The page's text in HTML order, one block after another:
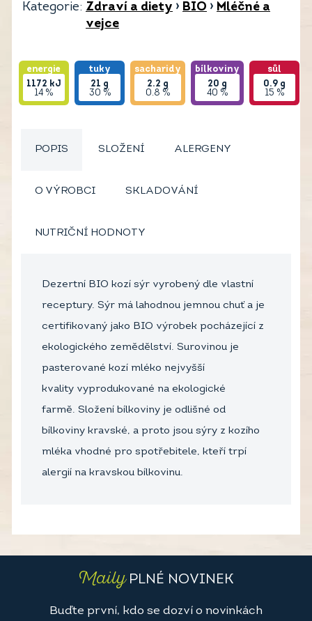
Kategorie: Zdraví a diety › BIO › Mléčné a
vejce
energie
1172 kJ
14 %
tuky
21 g
30 %
sacharidy
2.2 g
0.8 %
bílkoviny
20 g
40 %
sůl
0.9 g
15 %
POPIS SLOŽENÍ ALERGENY
O VÝROBCI SKLADOVÁNÍ
NUTRIČNÍ HODNOTY
Dezertní BIO kozí sýr vyrobený dle vlastní
receptury. Sýr má lahodnou jemnou chuť a je
certifikovaný jako BIO výrobek pocházející z
ekologického zemědělství. Surovinou je
pasterované kozí mléko nejvyšší
kvality vyprodukované na ekologické
farmě. Složení bílkoviny je odlišné od
bílkoviny kravské, a proto jsou sýry z kozího
mléka vhodné pro spotřebitele, kteří trpí
alergií na kravskou bílkovinu.
MailyPLNÉ NOVINEK
Buďte první, kdo se dozví o novinkách